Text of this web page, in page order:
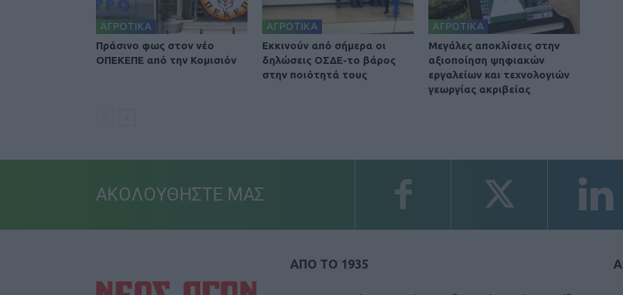
ΑΓΡΟΤΙΚΑ
Πράσινο φως στον νέο
ΟΠΕΚΕΠΕ από την Κομισιόν
ΑΓΡΟΤΙΚΑ
Εκκινούν από σήμερα οι
δηλώσεις ΟΣΔΕ-το βάρος
στην ποιότητά τους
ΑΓΡΟΤΙΚΑ
Μεγάλες αποκλίσεις στην
αξιοποίηση ψηφιακών
εργαλείων και τεχνολογιών
γεωργίας ακριβείας
ΑΚΟΛΟΥΘΗΣΤΕ ΜΑΣ
ΑΠΟ ΤΟ 1935